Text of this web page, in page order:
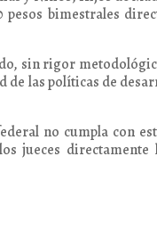
bimestrales
sin rigor
las políticas de
no cumpla con
jueces